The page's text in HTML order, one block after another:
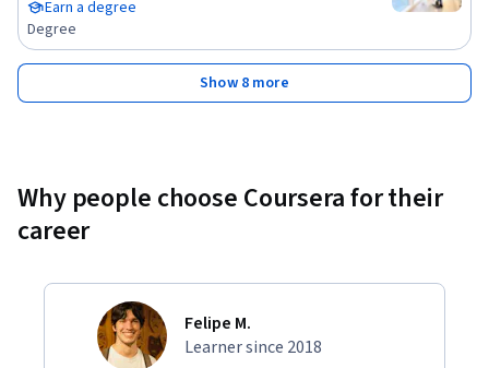
Earn a degree
Degree
Show 8 more
Why people choose Coursera for their
career
Felipe M.
Learner since 2018